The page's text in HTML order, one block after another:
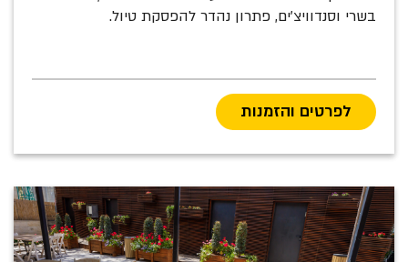
בשרי וסנדוויצ'ים, פתרון נהדר להפסקת טיול.
לפרטים והזמנות